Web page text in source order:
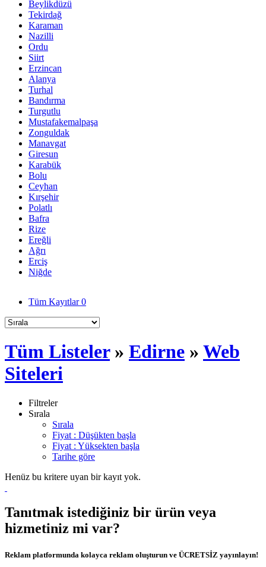
Beylikdüzü
Tekirdağ
Karaman
Nazilli
Ordu
Siirt
Erzincan
Alanya
Turhal
Bandırma
Turgutlu
Mustafakemalpaşa
Zonguldak
Manavgat
Giresun
Karabük
Bolu
Ceyhan
Kırşehir
Polatlı
Bafra
Rize
Ereğli
Ağrı
Erciş
Niğde
Tüm Kayıtlar0
Tüm Listeler» Edirne » Web
Siteleri
Filtreler
Sırala
Sırala
Fiyat : Düşükten başla
Fiyat : Yüksekten başla
Tarihe göre
Henüz bu kritere uyan bir kayıt yok.
Tanıtmak istediğiniz bir ürün veya
hizmetiniz mi var?
Reklam platformunda kolayca reklam oluşturun ve ÜCRETSİZ yayınlayın!